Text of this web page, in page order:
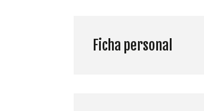
Ficha personal